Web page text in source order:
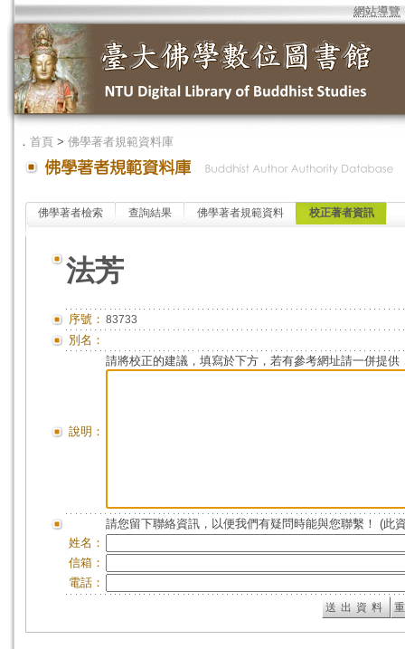
網站導覽
． 首頁 > 佛學著者規範資料庫
佛學著者檢索 查詢結果 佛學著者規範資料 校正著者資訊
法芳
序號： 83733
別名：
說明：
請將校正的建議，填寫於下方，若有參考網址請一併提供
請您留下聯絡資訊，以便我們有疑問時能與您聯繫！ (此
姓名：
信箱：
電話：